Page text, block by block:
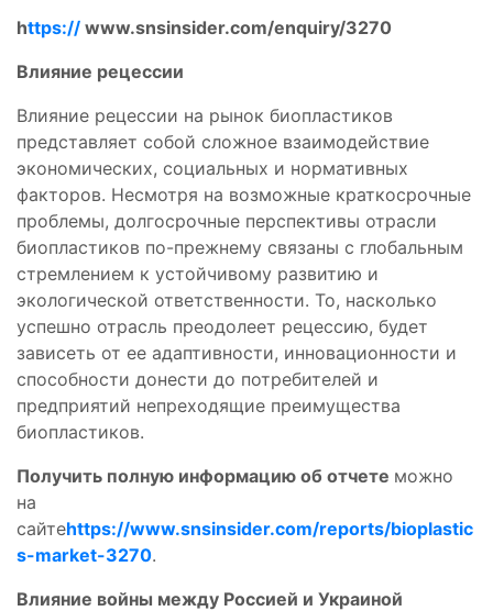
https:// www.snsinsider.com/enquiry/3270
Влияние рецессии
Влияние рецессии на рынок биопластиков
представляет собой сложное взаимодействие
экономических, социальных и нормативных
факторов. Несмотря на возможные краткосрочные
проблемы, долгосрочные перспективы отрасли
биопластиков по-прежнему связаны с глобальным
стремлением к устойчивому развитию и
экологической ответственности. То, насколько
успешно отрасль преодолеет рецессию, будет
зависеть от ее адаптивности, инновационности и
способности донести до потребителей и
предприятий непреходящие преимущества
биопластиков.
Получить полную информацию об отчете можно
на
сайтеhttps://www.snsinsider.com/reports/bioplastic
s-market-3270.
Влияние войны между Россией и Украиной